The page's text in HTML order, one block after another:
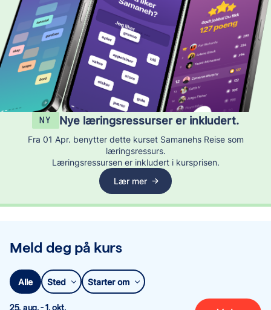
NY Nye læringsressurser er inkludert.
Fra 01 Apr. benytter dette kurset Samanehs Reise som
læringsressurs.
Læringsressursen er inkludert i kursprisen.
Lær mer
Meld deg på kurs
Alle Sted Starter om
25. aug.-1. okt.